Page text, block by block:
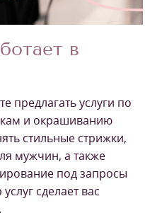
в
предлагать услуги по
и окрашиванию
стильные стрижки,
мужчин, а также
под запросы
сделает вас